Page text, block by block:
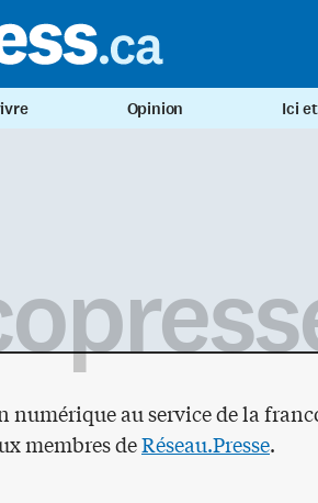
Opinion Ici
numérique au service de la
membres deRéseau.Presse.